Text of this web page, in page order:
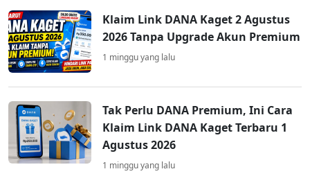
Klaim Link DANA Kaget 2 Agustus
2026 Tanpa Upgrade Akun Premium
1 minggu yang lalu
Tak Perlu DANA Premium, Ini Cara
Klaim Link DANA Kaget Terbaru 1
Agustus 2026
1 minggu yang lalu